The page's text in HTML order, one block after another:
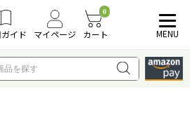
イド マイページ
0
カート MENU